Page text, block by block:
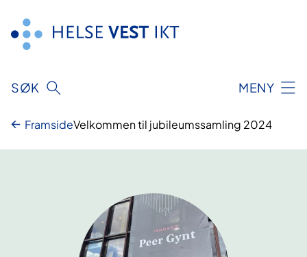
innhald
SØK MENY
FramsideVelkommen til jubileumssamling 2024